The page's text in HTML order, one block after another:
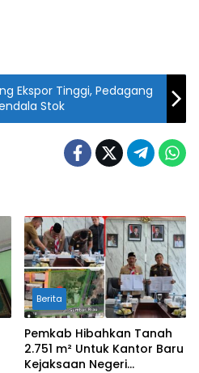
Ekspor Tinggi, Pedagang
Stok
Berita
Pemkab Hibahkan Tanah
2.751 m² Untuk Kantor Baru
Kejaksaan Negeri